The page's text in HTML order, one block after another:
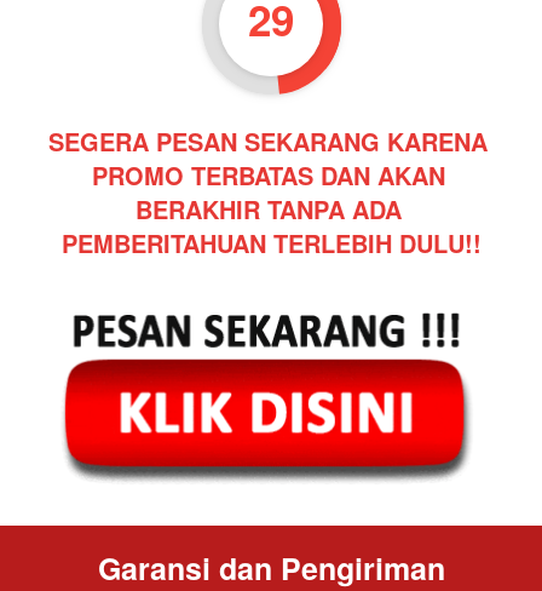
27
SEGERA PESAN SEKARANG KARENA
PROMO TERBATAS DAN AKAN
BERAKHIR TANPA ADA
PEMBERITAHUAN TERLEBIH DULU!!
Garansi dan Pengiriman